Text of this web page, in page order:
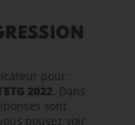
pour
ETG 2022. Dans
sont
pouvez voir